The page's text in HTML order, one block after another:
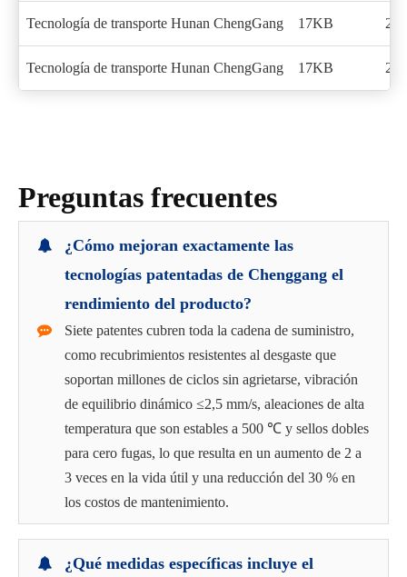
Tecnología de transporte Hunan ChengGang 17KB
Tecnología de transporte Hunan ChengGang 17KB
Preguntas frecuentes
¿Cómo mejoran exactamente las
tecnologías patentadas de Chenggang el
rendimiento del producto?
Siete patentes cubren toda la cadena de suministro,
como recubrimientos resistentes al desgaste que
soportan millones de ciclos sin agrietarse, vibración
de equilibrio dinámico ≤2,5 mm/s, aleaciones de alta
temperatura que son estables a 500 ℃ y sellos dobles
para cero fugas, lo que resulta en un aumento de 2 a
3 veces en la vida útil y una reducción del 30 % en
los costos de mantenimiento.
¿Qué medidas específicas incluye el